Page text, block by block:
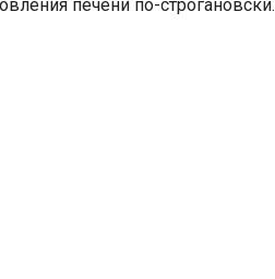
печени по-строгановски.